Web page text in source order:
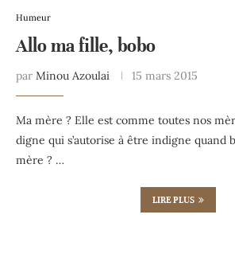
Humeur
Allo ma fille, bobo
par Minou Azoulai 15 mars 2015
Ma mère ? Elle est comme toutes nos
digne qui s’autorise à être indigne quand
mère ? …
LIRE PLUS